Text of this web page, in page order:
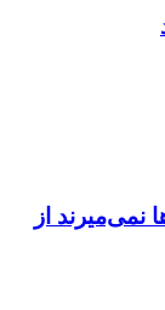
نمی‌میرند از